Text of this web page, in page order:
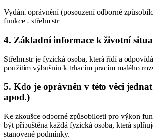
Vydání oprávnění (posouzení odborné
funkce - střelmistr
4. Základní informace k životní
Střelmistr je fyzická osoba, která řídí a
použitím výbušnin k trhacím pracím malého
5. Kdo je oprávněn v této věci
apod.)
Ke zkoušce odborné způsobilosti pro výkon
být připuštěna každá fyzická osoba, která
stanovené podmínky.